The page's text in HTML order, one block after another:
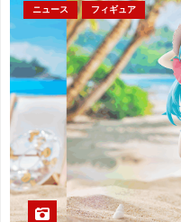
ニュース フィギュア